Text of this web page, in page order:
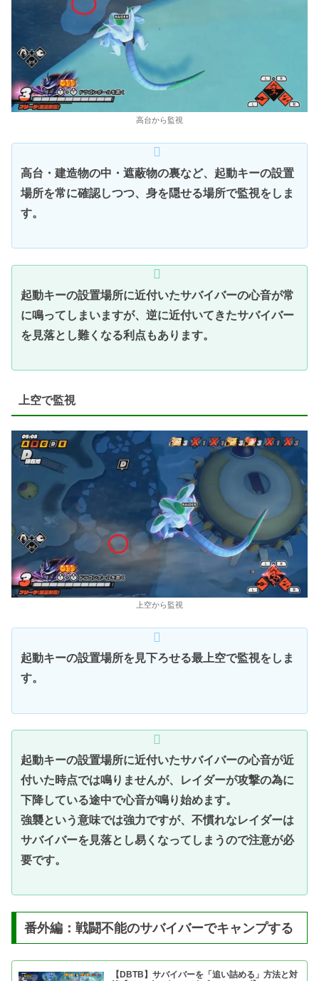
高台から監視
高台・建造物の中・遮蔽物の裏など、起動キーの設置
場所を常に確認しつつ、身を隠せる場所で監視をしま
す。
起動キーの設置場所に近付いたサバイバーの心音が常
に鳴ってしまいますが、逆に近付いてきたサバイバー
を見落とし難くなる利点もあります。
上空で監視
上空から監視
起動キーの設置場所を見下ろせる最上空で監視をしま
す。
起動キーの設置場所に近付いたサバイバーの心音が近
付いた時点では鳴りませんが、レイダーが攻撃の為に
下降している途中で心音が鳴り始めます。
強襲という意味では強力ですが、不慣れなレイダーは
サバイバーを見落とし易くなってしまうので注意が必
要です。
番外編：戦闘不能のサバイバーでキャンプする
【DBTB】サバイバーを「追い詰める」方法と対